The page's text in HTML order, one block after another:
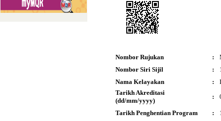
Nombor Rujukan :
Nombor Siri Sijil
:
Nama Kelayakan
:
Tarikh Akreditasi
(dd/mm/yyyy)
:
Tarikh Penghentian Program :